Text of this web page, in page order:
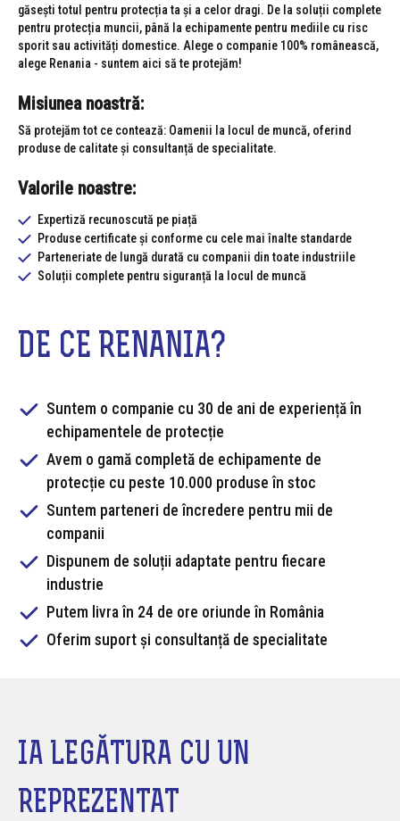
găsești totul pentru protecția ta și a celor dragi. De la soluții complete
pentru protecția muncii, până la echipamente pentru mediile cu risc
sporit sau activități domestice. Alege o companie 100% românească,
alege Renania - suntem aici să te protejăm!
Misiunea noastră:
Să protejăm tot ce contează: Oamenii la locul de muncă, oferind
produse de calitate și consultanță de specialitate.
Valorile noastre:
Expertiză recunoscută pe piață
Produse certificate și conforme cu cele mai înalte standarde
Parteneriate de lungă durată cu companii din toate industriile
Soluții complete pentru siguranță la locul de muncă
DE CE RENANIA?
Suntem o companie cu 30 de ani de experiență în
echipamentele de protecție
Avem o gamă completă de echipamente de
protecție cu peste 10.000 produse în stoc
Suntem parteneri de încredere pentru mii de
companii
Dispunem de soluții adaptate pentru fiecare
industrie
Putem livra în 24 de ore oriunde în România
Oferim suport și consultanță de specialitate
IA LEGĂTURA CU UN
REPREZENTAT